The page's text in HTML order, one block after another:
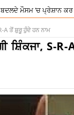
ਪ੍ਰੇਸ਼ਾਨ ਕਰ ਸਕਦਾ ਹੈ
A ਤੋਂ ਸ਼ੁਰੂ ਹੁੰਦੇ ਹਨ ਨਾਮ
ਸ਼ਿੰਕਜਾ, S-